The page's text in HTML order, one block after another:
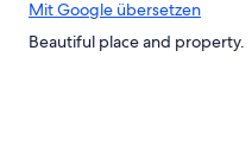
Mit Google übersetzen
Beautiful place and property.